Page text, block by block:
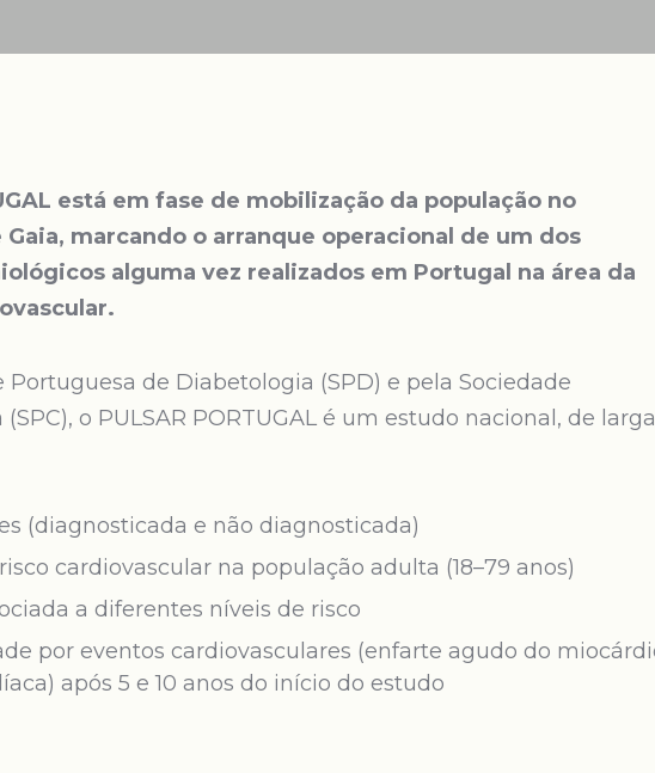
está em fase de mobilização da população no
marcando o arranque operacional de um dos
alguma vez realizados em Portugal na área da
de Diabetologia (SPD) e pela Sociedade
o PULSAR PORTUGAL é um estudo nacional, de larga
(diagnosticada e não diagnosticada)
cardiovascular na população adulta (18–79 anos)
a diferentes níveis de risco
por eventos cardiovasculares (enfarte agudo do
após 5 e 10 anos do início do estudo